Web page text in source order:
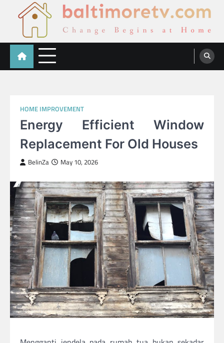
Baltimoretv
Change Begins at Home
HOME IMPROVEMENT
Energy Efficient Window
Replacement For Old Houses
BelinZa May 10, 2026